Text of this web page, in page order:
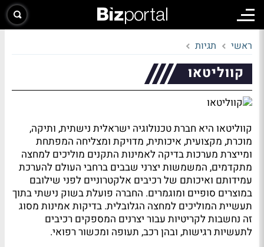
ראשי תגיות
קווליטאו
קווליטאו היא חברת טכנולוגיה ישראלית נישתית, ותיקה,
מוכרת, מקצועית, איכותית, מדויקת ומצליחה המפתחת
ומייצרת מערכות בדיקה לאמינות התקנים מוליכים למחצה
מתקדמים, המשמשות יצרני שבבים ברחבי העולם להערכת
עמידותם ואיכותם של רכיבים אלקטרוניים לפני שילובם
במוצרים סופיים ומוגמרים. החברה פועלת בשוק נישתי בתוך
תעשיית המוליכים למחצה הגלובלית. בדיקות אמינות מסוג
זה נחשבות לקריטיות עבור יצרנים המספקים רכיבים
לתעשיות רגישות, ובהן רכב, תעופה ומכשור רפואי.